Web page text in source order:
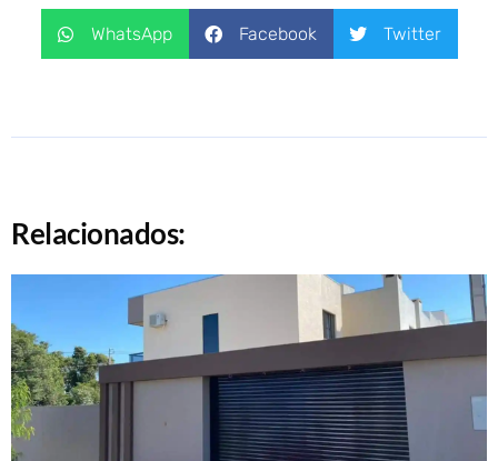
WhatsApp Facebook Twitter
Relacionados: